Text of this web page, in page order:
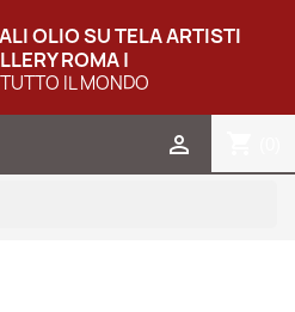
OLIO SU TELA ARTISTI
ROMA |
IL MONDO
